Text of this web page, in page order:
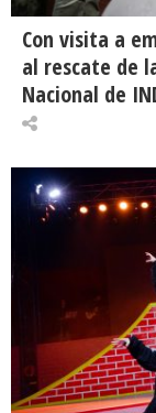
Con visita a
al rescate de
Nacional de